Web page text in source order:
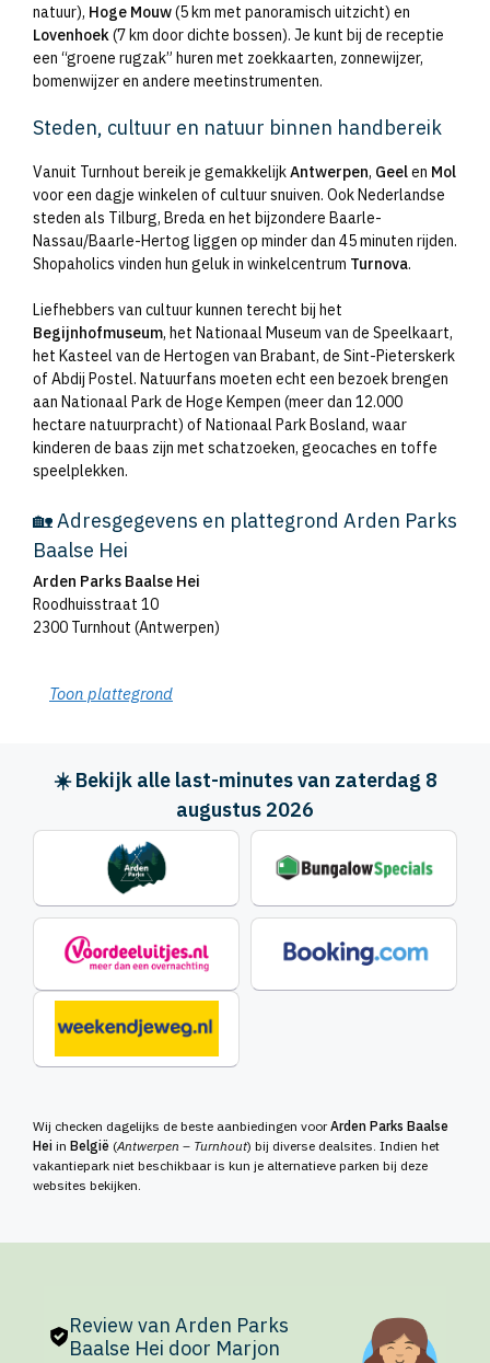
natuur), Hoge Mouw(5 km met panoramisch uitzicht) en
Lovenhoek(7 km door dichte bossen). Je kunt bij de receptie
een “groene rugzak” huren met zoekkaarten, zonnewijzer,
bomenwijzer en andere meetinstrumenten.
Steden, cultuur en natuur binnen handbereik
Vanuit Turnhout bereik je gemakkelijkAntwerpen, Geelen Mol
voor een dagje winkelen of cultuur snuiven. Ook Nederlandse
steden als Tilburg, Breda en het bijzondere Baarle-
Nassau/Baarle-Hertog liggen op minder dan 45 minuten rijden.
Shopaholics vinden hun geluk in winkelcentrum Turnova.
Liefhebbers van cultuur kunnen terecht bij het
Begijnhofmuseum, het Nationaal Museum van de Speelkaart,
het Kasteel van de Hertogen van Brabant, de Sint-Pieterskerk
of Abdij Postel. Natuurfans moeten echt een bezoek brengen
aan Nationaal Park de Hoge Kempen (meer dan 12.000
hectare natuurpracht) of Nationaal Park Bosland, waar
kinderen de baas zijn met schatzoeken, geocaches en toffe
speelplekken.
🏡 Adresgegevens en plattegrond Arden Parks
Baalse Hei
Arden Parks Baalse Hei
Roodhuisstraat 10
2300 Turnhout (Antwerpen)
Toon plattegrond
☀️ Bekijk alle last-minutes van zaterdag 8
augustus 2026
Wij checken dagelijks de beste aanbiedingen voorArden Parks Baalse
Hei in België (Antwerpen – Turnhout) bij diverse dealsites. Indien het
vakantiepark niet beschikbaar is kun je alternatieve parken bij deze
websites bekijken.
Review van Arden Parks
Baalse Hei door Marjon